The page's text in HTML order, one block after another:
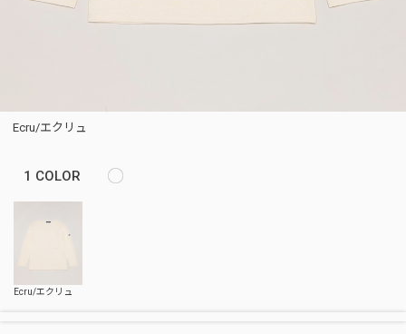
Ecru/エクリュ
1 COLOR